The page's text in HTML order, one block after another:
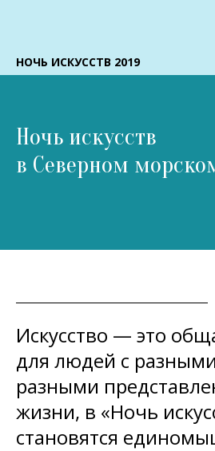
НОЧЬ ИСКУССТВ 2019
Ночь искусств
в Северном
Искусство — это
для людей с
разными
жизни, в «Ночь
становятся